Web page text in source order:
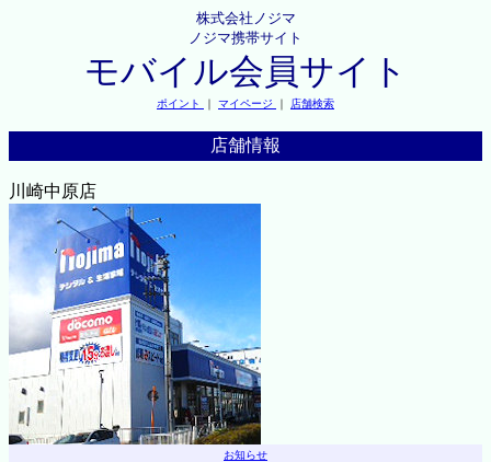
株式会社ノジマ
ノジマ携帯サイト
モバイル会員サイト
ポイント ｜ マイページ ｜ 店舗検索
店舗情報
川崎中原店
お知らせ